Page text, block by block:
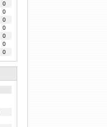
0
0
0
0
0
0
0